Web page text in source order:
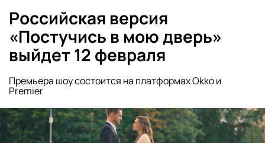
Российская версия
«Постучись в мою дверь»
выйдет 12 февраля
Премьера шоу состоится на платформах Okko и
Premier